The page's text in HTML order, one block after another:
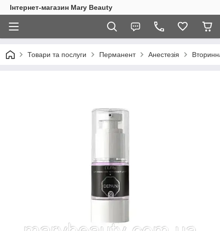
Інтернет-магазин Mary Beauty
Товари та послуги Перманент Анестезія